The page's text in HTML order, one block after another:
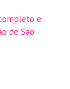
e
de São